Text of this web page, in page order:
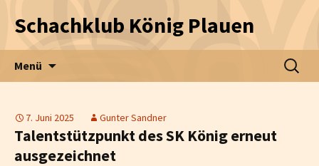
Schachklub König Plauen
Menü
Suche
nach:
7. Juni 2025 Gunter Sandner
Talentstützpunkt des SK König erneut
ausgezeichnet